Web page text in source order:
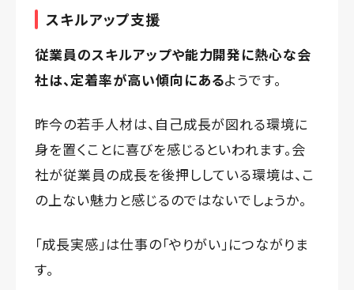
スキルアップ支援
従業員のスキルアップや能力開発に熱心な会
社は、定着率が高い傾向にあるようです。
昨今の若手人材は、自己成長が図れる環境に
身を置くことに喜びを感じるといわれます。会
社が従業員の成長を後押ししている環境は、こ
の上ない魅力と感じるのではないでしょうか。
「成長実感」は仕事の「やりがい」につながりま
す。